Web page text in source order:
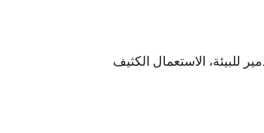
للبيئة، الاستعمال الكثيف